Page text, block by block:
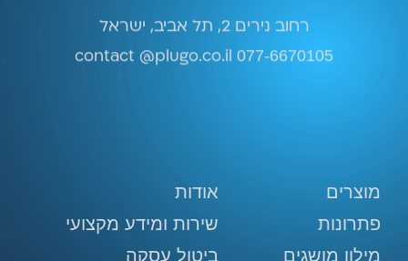
רחוב נירים 2, תל אביב, ישראל
contact @plugo.co.il 077-6670105
מוצרים
אודות
פתרונות
שירות ומידע מקצועי
מילון מושגים
ביטול עסקה